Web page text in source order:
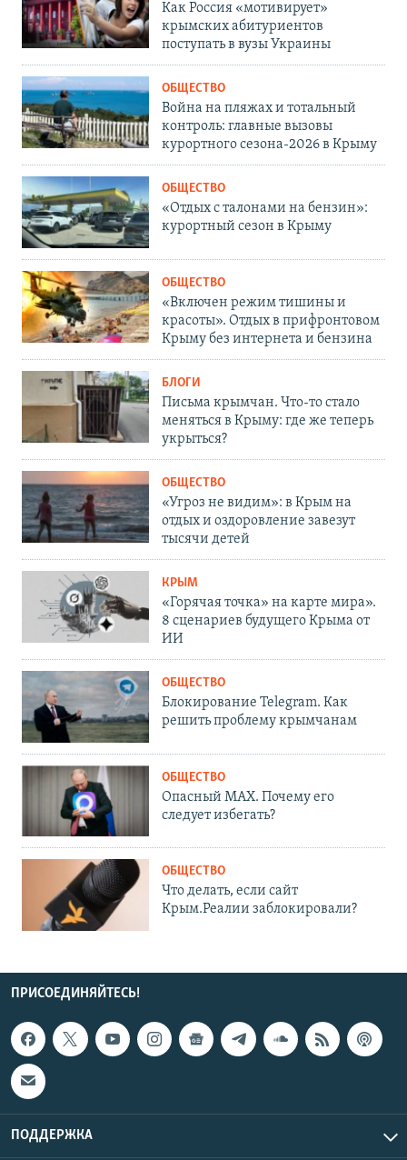
Как Россия «мотивирует»
крымских абитуриентов
поступать в вузы Украины
ОБЩЕСТВО
Война на пляжах и тотальный
контроль: главные вызовы
курортного сезона-2026 в Крыму
ОБЩЕСТВО
«Отдых с талонами на бензин»:
курортный сезон в Крыму
ОБЩЕСТВО
«Включен режим тишины и
красоты». Отдых в прифронтовом
Крыму без интернета и бензина
БЛОГИ
Письма крымчан. Что-то стало
меняться в Крыму: где же теперь
укрыться?
ОБЩЕСТВО
«Угроз не видим»: в Крым на
отдых и оздоровление завезут
тысячи детей
КРЫМ
«Горячая точка» на карте мира».
8 сценариев будущего Крыма от
ИИ
ОБЩЕСТВО
Блокирование Telegram. Как
решить проблему крымчанам
ОБЩЕСТВО
Опасный MAX. Почему его
следует избегать?
ОБЩЕСТВО
Что делать, если сайт
Крым.Реалии заблокировали?
ПРИСОЕДИНЯЙТЕСЬ!
ПОДДЕРЖКА